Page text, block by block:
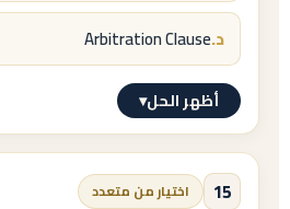
= حق الأغلبية فيإجبار
د.Arbitration Clause
أظهر الحل▾
الإجابة النموذجية
أ.
15 اختيار من متعدد